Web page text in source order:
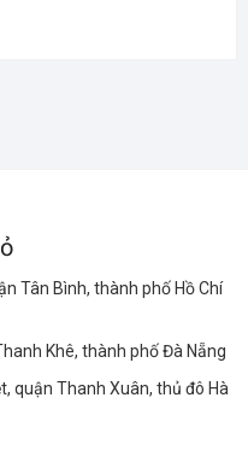
Tân Bình, thành phố Hồ Chí
Khê, thành phố Đà Nẵng
quận Thanh Xuân, thủ đô Hà